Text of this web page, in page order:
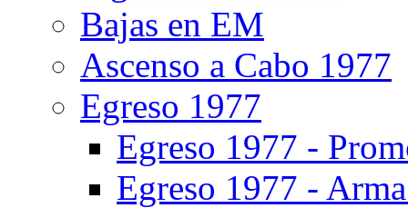
Bajas en EM
Ascenso a Cabo 1977
Egreso 1977
Egreso 1977 -
Egreso 1977 -